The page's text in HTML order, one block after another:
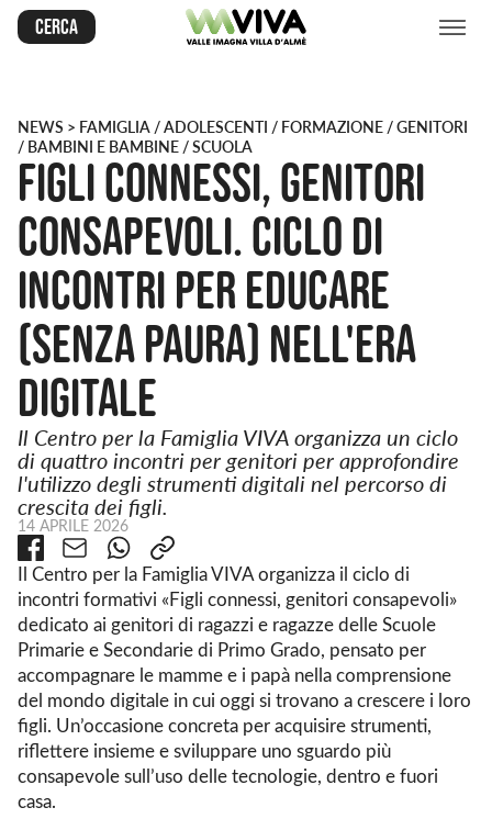
Cerca
NEWS > FAMIGLIA / ADOLESCENTI / FORMAZIONE / GENITORI
/ BAMBINI E BAMBINE / SCUOLA
Figli connessi, genitori
consapevoli. Ciclo di
incontri per educare
(senza paura) nell'era
digitale
Il Centro per la Famiglia VIVA organizza un ciclo
di quattro incontri per genitori per approfondire
l'utilizzo degli strumenti digitali nel percorso di
crescita dei figli.
14 APRILE 2026
Il Centro per la Famiglia VIVA organizza il ciclo di
incontri formativi «Figli connessi, genitori consapevoli»
dedicato ai genitori di ragazzi e ragazze delle Scuole
Primarie e Secondarie di Primo Grado, pensato per
accompagnare le mamme e i papà nella comprensione
del mondo digitale in cui oggi si trovano a crescere i loro
figli. Un’occasione concreta per acquisire strumenti,
riflettere insieme e sviluppare uno sguardo più
consapevole sull’uso delle tecnologie, dentro e fuori
casa.